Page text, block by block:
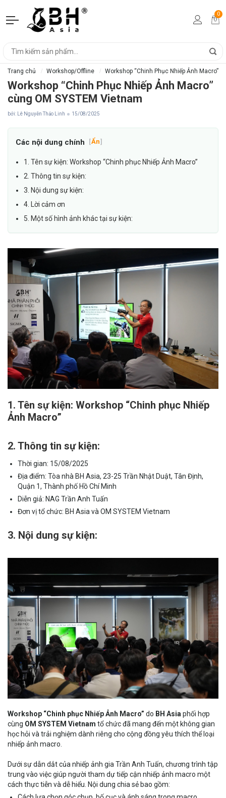
0
Trang chủ Workshop/Offline Workshop “Chinh Phục Nhiếp Ảnh Macro”
Workshop “Chinh Phục Nhiếp Ảnh Macro”
cùng OM SYSTEM Vietnam
bởi: Lê Nguyễn Thảo Linh 15/08/2025
Các nội dung chính [Ẩn]
1. Tên sự kiện: Workshop “Chinh phục Nhiếp Ảnh Macro”
2. Thông tin sự kiện:
3. Nội dung sự kiện:
4. Lời cảm ơn
5. Một số hình ảnh khác tại sự kiện:
1. Tên sự kiện: Workshop “Chinh phục Nhiếp
Ảnh Macro”
2. Thông tin sự kiện:
Thời gian: 15/08/2025
Địa điểm: Tòa nhà BH Asia, 23-25 Trần Nhật Duật, Tân Định,
Quận 1, Thành phố Hồ Chí Minh
Diễn giả: NAG Trần Anh Tuấn
Đơn vị tổ chức: BH Asia và OM SYSTEM Vietnam
3. Nội dung sự kiện:
Workshop “Chinh phục Nhiếp Ảnh Macro” do BH Asia phối hợp
cùng OM SYSTEM Vietnam tổ chức đã mang đến một không gian
học hỏi và trải nghiệm dành riêng cho cộng đồng yêu thích thể loại
nhiếp ảnh macro.
Dưới sự dẫn dắt của nhiếp ảnh gia Trần Anh Tuấn, chương trình tập
trung vào việc giúp người tham dự tiếp cận nhiếp ảnh macro một
cách thực tiễn và dễ hiểu. Nội dung chia sẻ bao gồm: